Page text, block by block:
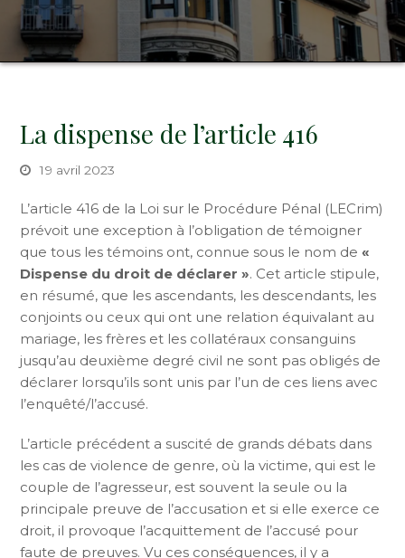
La dispense de l’article 416
19 avril 2023
L’article 416 de la Loi sur le Procédure Pénal (LECrim)
prévoit une exception à l’obligation de témoigner
que tous les témoins ont, connue sous le nom de «
Dispense du droit de déclarer ». Cet article stipule,
en résumé, que les ascendants, les descendants, les
conjoints ou ceux qui ont une relation équivalant au
mariage, les frères et les collatéraux consanguins
jusqu’au deuxième degré civil ne sont pas obligés de
déclarer lorsqu’ils sont unis par l’un de ces liens avec
l’enquêté/l’accusé.
L’article précédent a suscité de grands débats dans
les cas de violence de genre, où la victime, qui est le
couple de l’agresseur, est souvent la seule ou la
principale preuve de l’accusation et si elle exerce ce
droit, il provoque l’acquittement de l’accusé pour
faute de preuves. Vu ces conséquences, il y a